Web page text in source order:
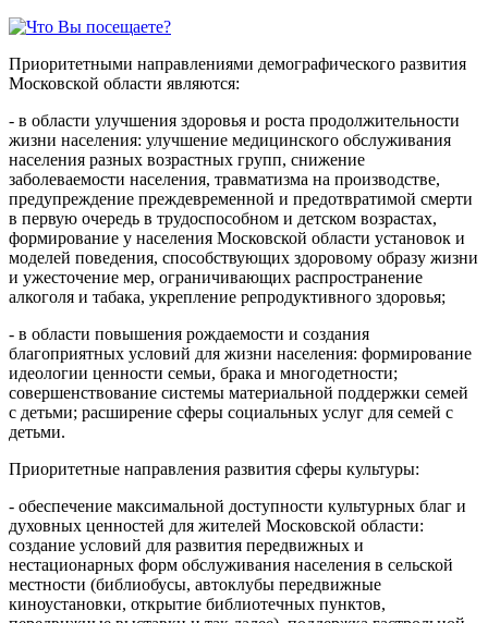
Приоритетными направлениями демографического развития
Московской области являются:
- в области улучшения здоровья и роста продолжительности
жизни населения: улучшение медицинского обслуживания
населения разных возрастных групп, снижение
заболеваемости населения, травматизма на производстве,
предупреждение преждевременной и предотвратимой смерти
в первую очередь в трудоспособном и детском возрастах,
формирование у населения Московской области установок и
моделей поведения, способствующих здоровому образу жизни
и ужесточение мер, ограничивающих распространение
алкоголя и табака, укрепление репродуктивного здоровья;
- в области повышения рождаемости и создания
благоприятных условий для жизни населения: формирование
идеологии ценности семьи, брака и многодетности;
совершенствование системы материальной поддержки семей
с детьми; расширение сферы социальных услуг для семей с
детьми.
Приоритетные направления развития сферы культуры:
- обеспечение максимальной доступности культурных благ и
духовных ценностей для жителей Московской области:
создание условий для развития передвижных и
нестационарных форм обслуживания населения в сельской
местности (библиобусы, автоклубы передвижные
киноустановки, открытие библиотечных пунктов,